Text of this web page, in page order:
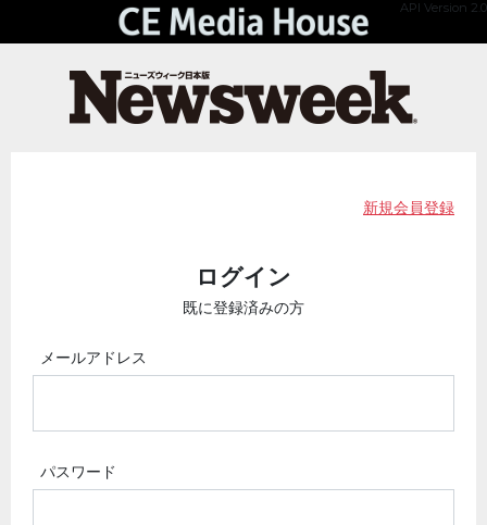
API Version 2.0
新規会員登録
ログイン
既に登録済みの方
メールアドレス
パスワード